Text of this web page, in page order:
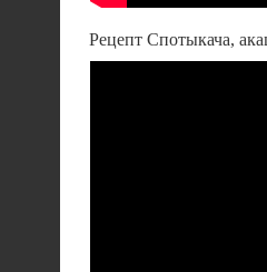
Рецепт Спотыкача,